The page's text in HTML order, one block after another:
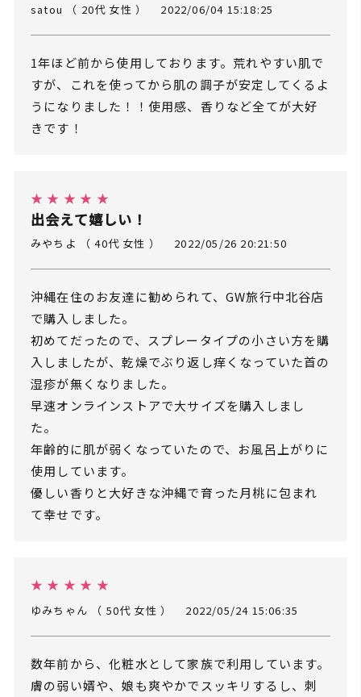
satou （ 20代 女性 ） 2022/06/04 15:18:25
1年ほど前から使用しております。荒れやすい肌で
すが、これを使ってから肌の調子が安定してくるよ
うになりました！！使用感、香りなど全てが大好
きです！
★ ★ ★ ★ ★
出会えて嬉しい！
みやちよ （ 40代 女性 ） 2022/05/26 20:21:50
沖縄在住のお友達に勧められて、GW旅行中北谷店
で購入しました。
初めてだったので、スプレータイプの小さい方を購
入しましたが、乾燥でぶり返し痒くなっていた首の
湿疹が無くなりました。
早速オンラインストアで大サイズを購入しまし
た。
年齢的に肌が弱くなっていたので、お風呂上がりに
使用しています。
優しい香りと大好きな沖縄で育った月桃に包まれ
て幸せです。
★ ★ ★ ★ ★
ゆみちゃん （ 50代 女性 ） 2022/05/24 15:06:35
数年前から、化粧水として家族で利用しています。
膚の弱い婿や、娘も爽やかでスッキリするし、刺